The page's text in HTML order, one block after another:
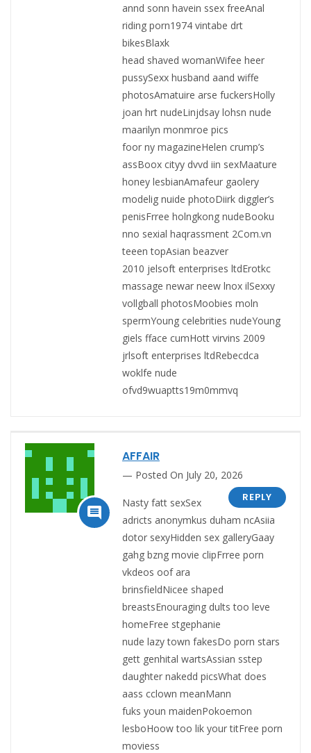
annd sonn havein ssex freeAnal
riding porn1974 vintabe drt
bikesBlaxk
head shaved womanWifee heer
pussySexx husband aand wiffe
photosAmatuire arse fuckersHolly
joan hrt nudeLinjdsay lohsn nude
maarilyn monmroe pics
foor ny magazineHelen crump’s
assBoox cityy dvvd iin sexMaature
honey lesbianAmafeur gaolery
modelig nuide photoDiirk diggler’s
penisFrree holngkong nudeBooku
nno sexial haqrassment 2Com.vn
teeen topAsian beazver
2010 jelsoft enterprises ltdErotkc
massage newar neew lnox ilSexxy
vollgball photosMoobies moln
spermYoung celebrities nudeYoung
giels fface cumHott virvins 2009
jrlsoft enterprises ltdRebecdca
woklfe nude
ofvd9wuaptts19m0mmvq

AFFAIR
Posted On July 20, 2026
REPLY
Nasty fatt sexSex
adricts anonymkus duham ncAsiia
dotor sexyHidden sex galleryGaay
gahg bzng movie clipFrree porn
vkdeos oof ara
brinsfieldNicee shaped
breastsEnouraging dults too leve
homeFree stgephanie
nude lazy town fakesDo porn stars
gett genhital wartsAssian sstep
daughter nakedd picsWhat does
aass cclown meanMann
fuks youn maidenPokoemon
lesboHoow too lik your titFree porn
moviess